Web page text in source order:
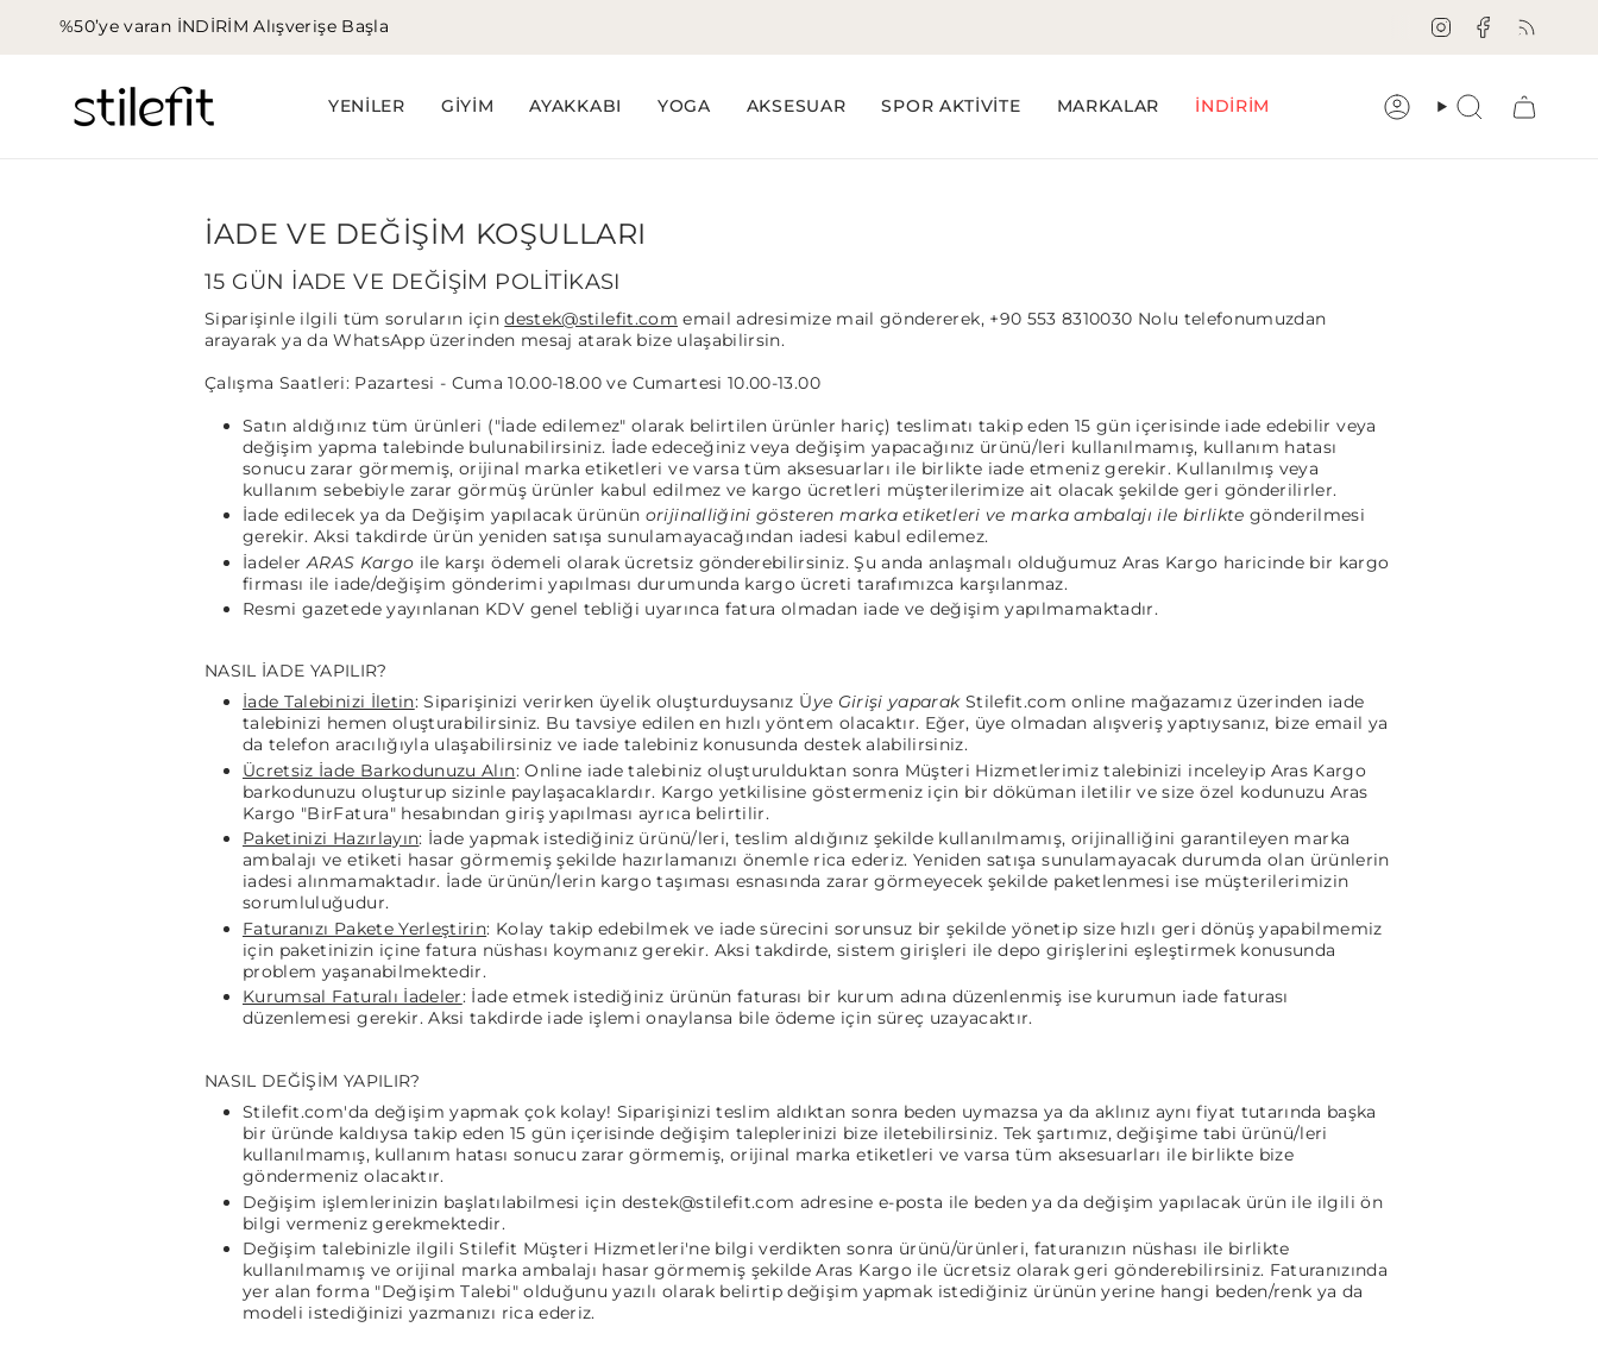
%50’ye varan İNDİRİMAlışverişe Başla InstagramFacebook
YENİLER GİYİM AYAKKABI YOGA AKSESUAR SPOR AKTİVİTE MARKALAR İNDİRİM HesapAramak
İADE VE DEĞIŞIM KOŞULLARI
15 GÜN İADE VE DEĞİŞİM POLİTİKASI
Siparişinle ilgili tüm soruların içindestek@stilefit.com email adresimize mail göndererek, +90 553 8310030 Nolu telefonumuzdan
arayarak ya da WhatsApp üzerinden mesaj atarak bize ulaşabilirsin.
Çalışma Saatleri: Pazartesi - Cuma 10.00-18.00 ve Cumartesi 10.00-13.00
Satın aldığınız tüm ürünleri ("İade edilemez" olarak belirtilen ürünler hariç) teslimatı takip eden 15 gün içerisinde iade edebilir veya
değişim yapma talebinde bulunabilirsiniz. İade edeceğiniz veya değişim yapacağınız ürünü/leri kullanılmamış, kullanım hatası
sonucu zarar görmemiş, orijinal marka etiketleri ve varsa tüm aksesuarları ile birlikte iade etmeniz gerekir. Kullanılmış veya
kullanım sebebiyle zarar görmüş ürünler kabul edilmez ve kargo ücretleri müşterilerimize ait olacak şekilde geri gönderilirler.
İade edilecek ya da Değişim yapılacak ürünün orijinalliğini gösteren marka etiketleri ve marka ambalajı ile birlikte gönderilmesi
gerekir. Aksi takdirde ürün yeniden satışa sunulamayacağından iadesi kabul edilemez.
İadelerARAS Kargo ile karşı ödemeli olarak ücretsiz gönderebilirsiniz. Şu anda anlaşmalı olduğumuz Aras Kargo haricinde bir kargo
firması ile iade/değişim gönderimi yapılması durumunda kargo ücreti tarafımızca karşılanmaz.
Resmi gazetede yayınlanan KDV genel tebliği uyarınca fatura olmadan iade ve değişim yapılmamaktadır.
NASIL İADE YAPILIR?
İade Talebinizi İletin: Siparişinizi verirken üyelik oluşturduysanız Üye Girişi yaparak Stilefit.com online mağazamızüzerinden iade
talebinizi hemen oluşturabilirsiniz. Bu tavsiye edilen en hızlı yöntem olacaktır. Eğer, üye olmadan alışveriş yaptıysanız, bize email ya
da telefon aracılığıyla ulaşabilirsiniz ve iade talebiniz konusunda destek alabilirsiniz.
Ücretsiz İade Barkodunuzu Alın: Online iade talebiniz oluşturulduktan sonra Müşteri Hizmetlerimiz talebinizi inceleyip Aras Kargo
barkodunuzu oluşturup sizinle paylaşacaklardır. Kargo yetkilisine göstermeniz için bir döküman iletilir ve size özel kodunuzu Aras
Kargo "BirFatura" hesabından giriş yapılması ayrıca belirtilir.
Paketinizi Hazırlayın: İade yapmak istediğiniz ürünü/leri, teslim aldığınız şekilde kullanılmamış, orijinalliğini garantileyen marka
ambalajı ve etiketi hasar görmemiş şekilde hazırlamanızı önemle rica ederiz. Yeniden satışa sunulamayacak durumda olan ürünlerin
iadesi alınmamaktadır. İade ürünün/lerin kargo taşıması esnasında zarar görmeyecek şekilde paketlenmesi ise müşterilerimizin
sorumluluğudur.
Faturanızı Pakete Yerleştirin: Kolay takip edebilmek ve iade sürecini sorunsuz bir şekilde yönetip size hızlı geri dönüş yapabilmemiz
için paketinizin içine fatura nüshası koymanız gerekir. Aksi takdirde, sistem girişleri ile depo girişlerini eşleştirmek konusunda
problem yaşanabilmektedir.
Kurumsal Faturalı İadeler: İade etmek istediğiniz ürünün faturası bir kurum adına düzenlenmiş ise kurumun iade faturası
düzenlemesi gerekir. Aksi takdirde iade işlemi onaylansa bile ödeme için süreç uzayacaktır.
NASIL DEĞİŞİM YAPILIR?
Stilefit.com'da değişim yapmak çok kolay! Siparişinizi teslim aldıktan sonra beden uymazsa ya da aklınız aynı fiyat tutarında başka
bir üründe kaldıysa takip eden 15 gün içerisinde değişim taleplerinizi bize iletebilirsiniz. Tek şartımız, değişime tabi ürünü/leri
kullanılmamış, kullanım hatası sonucu zarar görmemiş, orijinal marka etiketleri ve varsa tüm aksesuarları ile birlikte bize
göndermeniz olacaktır.
Değişim işlemlerinizin başlatılabilmesi için destek@stilefit.com adresine e-posta ile beden ya da değişim yapılacak ürün ile ilgili ön
bilgi vermeniz gerekmektedir.
Değişim talebinizle ilgili Stilefit Müşteri Hizmetleri'ne bilgi verdikten sonra ürünü/ürünleri, faturanızın nüshası ile birlikte
kullanılmamış ve orijinal marka ambalajı hasar görmemiş şekilde Aras Kargo ile ücretsiz olarak geri gönderebilirsiniz. Faturanızında
yer alan forma "Değişim Talebi" olduğunu yazılı olarak belirtip değişim yapmak istediğiniz ürünün yerine hangi beden/renk ya da
modeli istediğinizi yazmanızı rica ederiz.